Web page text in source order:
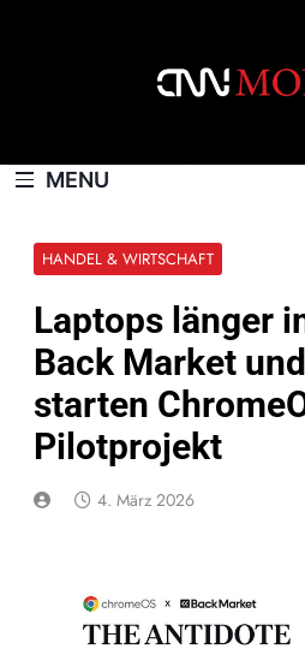
MENU
HANDEL & WIRTSCHAFT
Laptops länger
Back Market
starten
Pilotprojekt
4. März 2026